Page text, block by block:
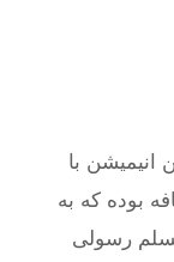
نون:
با
که به
رسولی